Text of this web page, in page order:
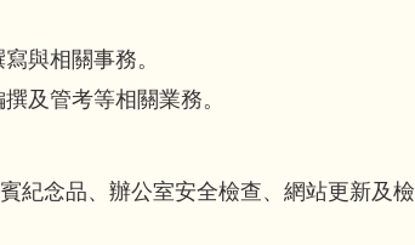
與相關事務。
及管考等相關業務。
紀念品、辦公室安全檢查、網站更新及檢